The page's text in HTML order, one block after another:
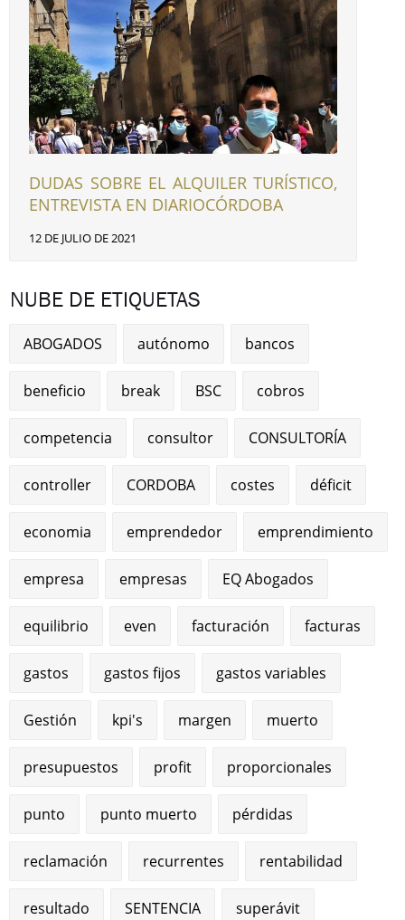
DUDAS SOBRE EL ALQUILER TURÍSTICO,
ENTREVISTA EN DIARIOCÓRDOBA
12 DE JULIO DE 2021
NUBE DE ETIQUETAS
ABOGADOS autónomo bancos
beneficio break BSC cobros
competencia consultor CONSULTORÍA
controller CORDOBA costes déficit
economia emprendedor emprendimiento
empresa empresas EQ Abogados
equilibrio even facturación facturas
gastos gastos fijos gastos variables
Gestión kpi's margen muerto
presupuestos profit proporcionales
punto punto muerto pérdidas
reclamación recurrentes rentabilidad
resultado SENTENCIA superávit